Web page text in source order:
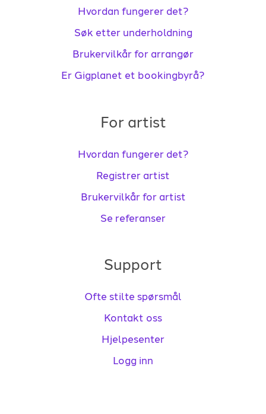
Hvordan fungerer det?
Søk etter underholdning
Brukervilkår for arrangør
Er Gigplanet et bookingbyrå?
For artist
Hvordan fungerer det?
Registrer artist
Brukervilkår for artist
Se referanser
Support
Ofte stilte spørsmål
Kontakt oss
Hjelpesenter
Logg inn